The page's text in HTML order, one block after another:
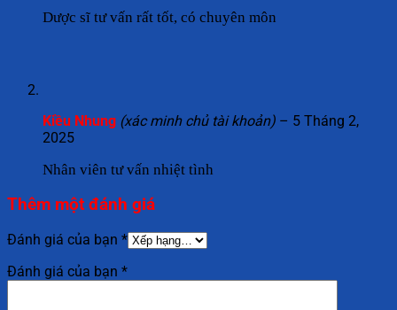
Dược sĩ tư vấn rất tốt, có chuyên môn
Kiều Nhung (xác minh chủ tài khoản) – 5 Tháng 2,
2025
Nhân viên tư vấn nhiệt tình
Thêm một đánh giá
Đánh giá của bạn *
Đánh giá của bạn *